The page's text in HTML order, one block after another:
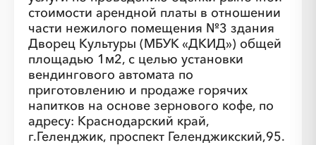
стоимости арендной платы в отношении
части нежилого помещения №3 здания
Дворец Культуры (МБУК «ДКИД») общей
площадью 1м2, с целью установки
вендингового автомата по
приготовлению и продаже горячих
напитков на основе зернового кофе, по
адресу: Краснодарский край,
г.Геленджик, проспект Геленджикский,95.